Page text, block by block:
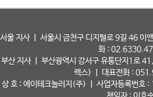
서울 지사 ㅣ 서울시 금천구 디지털로 9길 46 이
화 :
부산 지사 ㅣ 부산광역시 강서구 유통단지1로
렉스) ㅣ 대표전화 :
상 호 : 에이테크놀러지(주) ㅣ 사업자등록번